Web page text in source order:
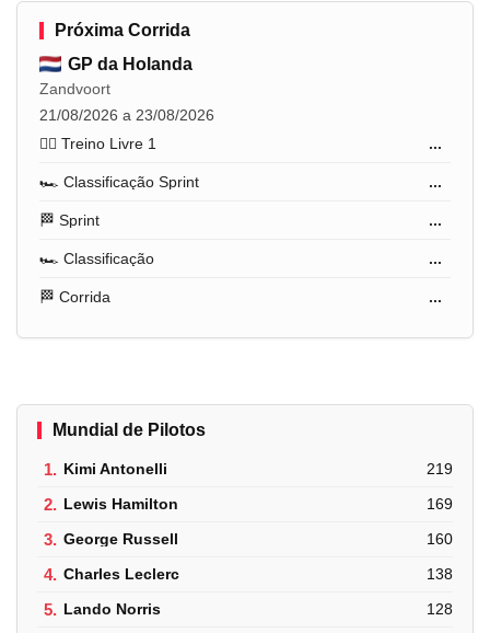
Próxima Corrida
GP da Holanda
Zandvoort
21/08/2026 a 23/08/2026
🏋️‍♂️ Treino Livre 1
...
🏎️ Classificação Sprint ...
🏁 Sprint ...
🏎️ Classificação ...
🏁 Corrida ...
Mundial de Pilotos
1. Kimi Antonelli 219
2. Lewis Hamilton 169
3. George Russell 160
4. Charles Leclerc 138
5. Lando Norris 128